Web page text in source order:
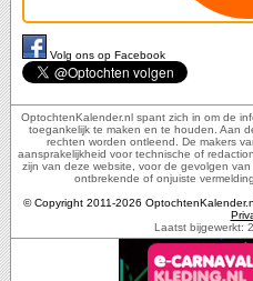
Volg ons op Facebook
OptochtenKalender.nl spant zich in om de
toegankelijk te maken en te houden. Aan
rechten worden ontleend. De makers
aansprakelijkheid voor technische of
zijn van deze website, voor de gevolgen
ontbrekende of onjuiste
© Copyright 2011-2026
Laatst bijgewerkt: